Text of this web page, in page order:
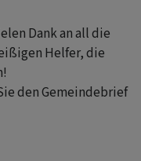
Dank an all die
Helfer, die
den Gemeindebrief